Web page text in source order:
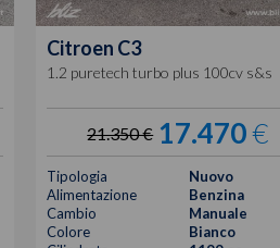
Citroen C3
1.2 puretech turbo plus 100cv s&s
21.350 € 17.470€
Tipologia
Nuovo
Alimentazione
Benzina
Cambio
Manuale
Colore
Bianco